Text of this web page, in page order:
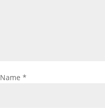
Name *